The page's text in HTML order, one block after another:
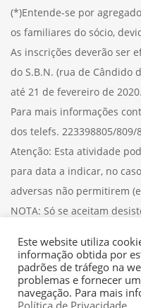
(*)Entende-se por
os familiares do sócio,
As inscrições deverão ser
do S.B.N. (rua de Cândido
até 21 de fevereiro de 2020.
Para mais informações
dos telefs. 223398805/809/
Atenção: Esta atividade
para data a indicar, no
adversas não permitirem
NOTA: Só se aceitam
Este website utiliza
informação obtida por
padrões de tráfego na
problemas e fornecer
navegação. Para mais
Política de Privacidade